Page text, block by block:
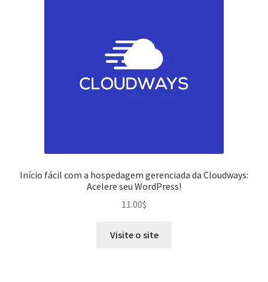
Início fácil com a hospedagem gerenciada da Cloudways:
Acelere seu WordPress!
11.00$
Visite o site